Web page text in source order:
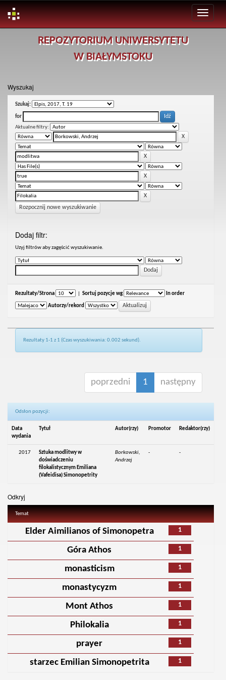
REPOZYTORIUM UNIWERSYTETU
W BIAŁYMSTOKU
Wyszukaj
Szukaj:
for
Aktualne filtry:
Rozpocznij nowe wyszukiwanie
Dodaj filtr:
Uzyj filtrów aby zagęścić wyszukiwanie.
Rezultaty/Strona Sortuj pozycje wg In order
Autorzy/rekord
Rezultaty 1-1 z 1 (Czas wyszukiwania: 0.002 sekund).
poprzedni 1 następny
Odsłon pozycji:
Data
wydania
Tytuł Autor(rzy) Promotor Redaktor(rzy)
2017
Sztuka modlitwy w
doświadczeniu
filokalistycznym Emiliana
(Vafeidisa) Simonopetrity
Borkowski,
Andrzej
- -
Odkryj
Temat
1
Elder Aimilianos of Simonopetra
1
Góra Athos
1
monasticism
1
monastycyzm
1
Mont Athos
1
Philokalia
1
prayer
1
starzec Emilian Simonopetrita